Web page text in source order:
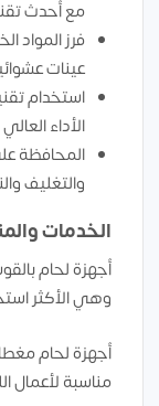
مع أحدث
فرز المواد
عينات
استخدام
الأداء
المحافظة
والتغليف
الخدمات
وهي الأكثر
مناسبة لأعمال